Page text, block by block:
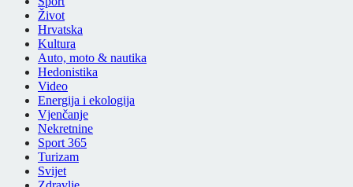
Život
Hrvatska
Kultura
Auto, moto & nautika
Hedonistika
Video
Energija i ekologija
Vjenčanje
Nekretnine
Sport 365
Turizam
Svijet